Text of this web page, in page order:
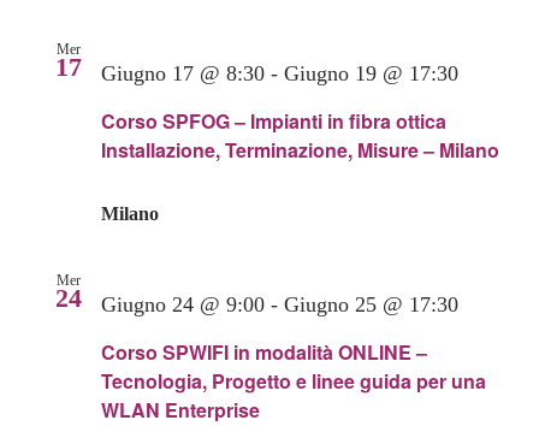
Mer
17
Corso SPFOG – Impianti in fibra ottica
Installazione, Terminazione, Misure – Milano
Giugno 17 @ 8:30 - Giugno 19 @ 17:30
Milano
Mer
24
Corso SPWIFI in modalità ONLINE –
Tecnologia, Progetto e linee guida per una
WLAN Enterprise
Giugno 24 @ 9:00 - Giugno 25 @ 17:30